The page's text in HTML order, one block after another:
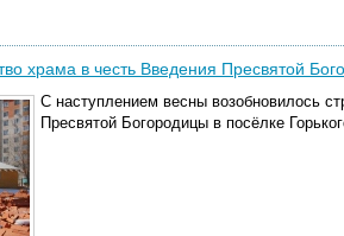
храма в честь Введения Пресвятой
С наступлением весны возобновилось
Пресвятой Богородицы в посёлке